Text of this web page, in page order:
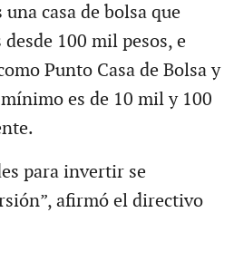
casa de bolsa que
100 mil pesos, e
Punto Casa de Bolsa y
es de 10 mil y 100
para invertir se
afirmó el directivo